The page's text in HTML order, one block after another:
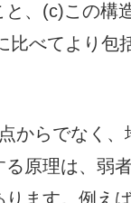
、(c)この構
比べてより包
からでなく、
原理は、弱
ます。例え